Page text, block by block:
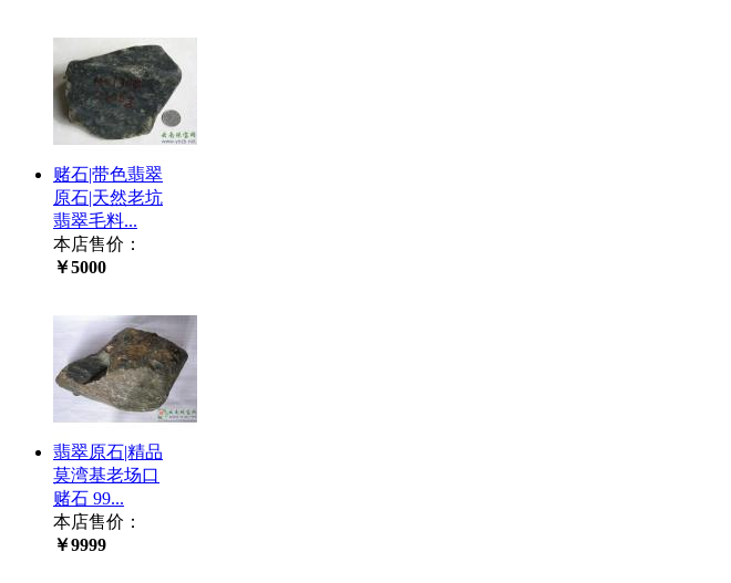
赌石|带色翡翠
原石|天然老坑
翡翠毛料...
本店售价：
￥5000
翡翠原石|精品
莫湾基老场口
赌石 99...
本店售价：
￥9999